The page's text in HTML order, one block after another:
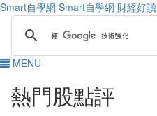
Smart自學網 Smart自學網 財經好讀
MENU
熱門股點評